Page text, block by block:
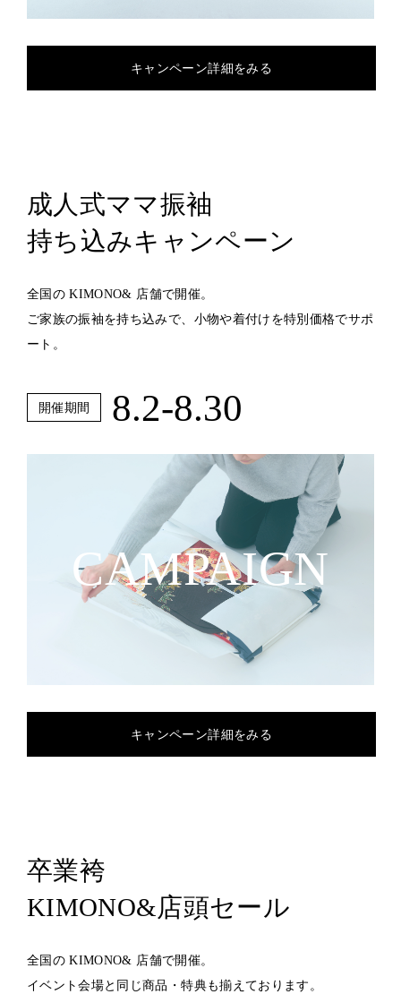
キャンペーン詳細をみる
成人式ママ振袖
持ち込みキャンペーン
全国の KIMONO& 店舗で開催。
ご家族の振袖を持ち込みで、小物や着付けを特別価格でサポ
ート。
開催期間 8.2-8.30
CAMPAIGN
キャンペーン詳細をみる
卒業袴
KIMONO&店頭セール
全国の KIMONO& 店舗で開催。
イベント会場と同じ商品・特典も揃えております。